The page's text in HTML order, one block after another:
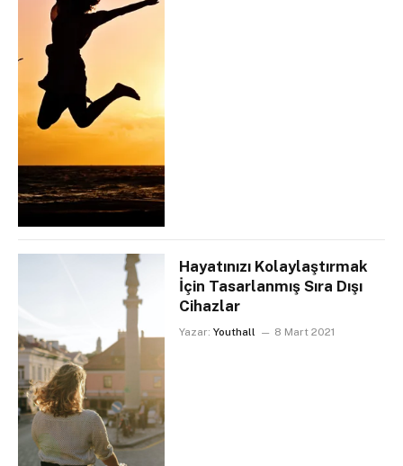
Hayatınızı Kolaylaştırmak
İçin Tasarlanmış Sıra Dışı
Cihazlar
Yazar: Youthall 8 Mart 2021